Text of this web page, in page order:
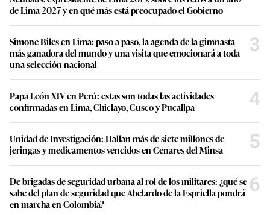
de Lima 2027 y en qué más está preocupado el Gobierno
Simone Biles en Lima: paso a paso, la agenda de la gimnasta
más ganadora del mundo y una visita que emocionará a toda
una selección nacional
3
Papa León XIV en Perú: estas son todas las actividades
confirmadas en Lima, Chiclayo, Cusco y Pucallpa
4
Unidad de Investigación: Hallan más de siete millones de
jeringas y medicamentos vencidos en Cenares del Minsa
5
De brigadas de seguridad urbana al rol de los militares: ¿qué se
sabe del plan de seguridad que Abelardo de la Espriella pondrá
en marcha en Colombia?
6